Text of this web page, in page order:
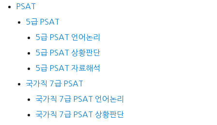
PSAT
5급 PSAT
5급 PSAT 언어논리
5급 PSAT 상황판단
5급 PSAT 자료해석
국가직 7급 PSAT
국가직 7급 PSAT 언어논리
국가직 7급 PSAT 상황판단